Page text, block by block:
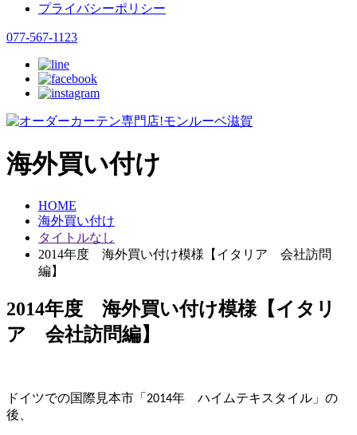
プライバシーポリシー
077-567-1123
海外買い付け
HOME
海外買い付け
タイトルなし
2014年度 海外買い付け模様【イタリア 会社訪問
編】
2014年度 海外買い付け模様【イタリ
ア 会社訪問編】
ドイツでの国際見本市「2014年 ハイムテキスタイル」の
後、